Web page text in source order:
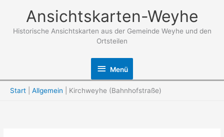
springen
Ansichtskarten-Weyhe
Historische Ansichtskarten aus der Gemeinde Weyhe und den
Ortsteilen
Menü
Menü
Start Allgemein Kirchweyhe (Bahnhofstraße)